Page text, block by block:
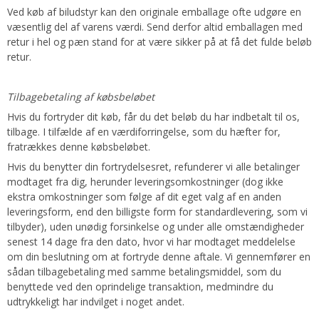
Ved køb af biludstyr kan den originale emballage ofte udgøre en
væsentlig del af varens værdi. Send derfor altid emballagen med
retur i hel og pæn stand for at være sikker på at få det fulde beløb
retur.
Tilbagebetaling af købsbeløbet
Hvis du fortryder dit køb, får du det beløb du har indbetalt til os,
tilbage. I tilfælde af en værdiforringelse, som du hæfter for,
fratrækkes denne købsbeløbet.
Hvis du benytter din fortrydelsesret, refunderer vi alle betalinger
modtaget fra dig, herunder leveringsomkostninger (dog ikke
ekstra omkostninger som følge af dit eget valg af en anden
leveringsform, end den billigste form for standardlevering, som vi
tilbyder), uden unødig forsinkelse og under alle omstændigheder
senest 14 dage fra den dato, hvor vi har modtaget meddelelse
om din beslutning om at fortryde denne aftale. Vi gennemfører en
sådan tilbagebetaling med samme betalingsmiddel, som du
benyttede ved den oprindelige transaktion, medmindre du
udtrykkeligt har indvilget i noget andet.